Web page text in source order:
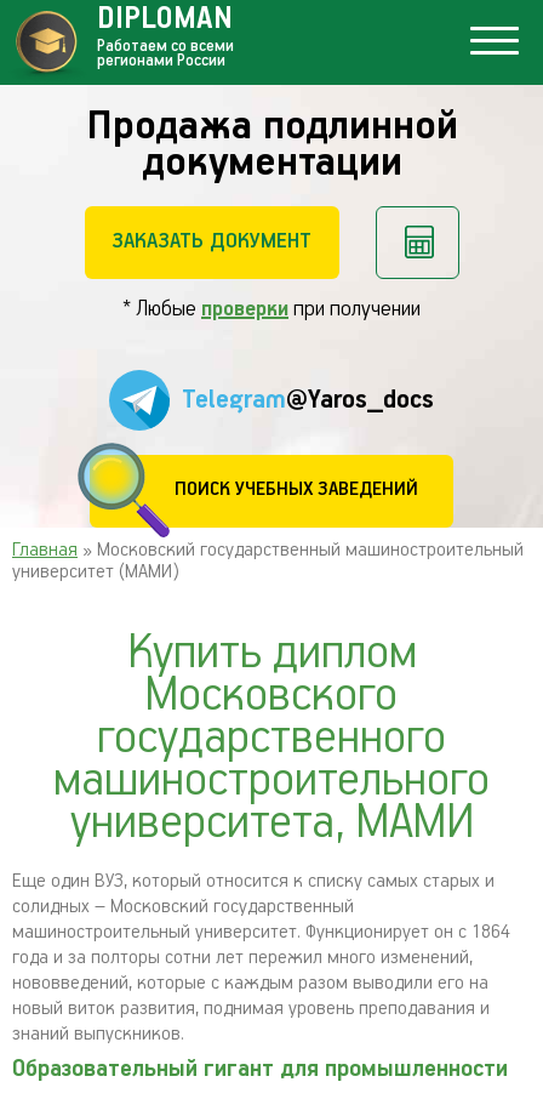
Продажа подлинной
документации
ЗАКАЗАТЬ ДОКУМЕНТ
* Любые проверки при получении
Telegram@Yaros_docs
ПОИСК УЧЕБНЫХ ЗАВЕДЕНИЙ
DIPLOMAN
Работаем со всеми
регионами России
Главная » Московский государственный машиностроительный
университет (МАМИ)
Купить диплом
Московского
государственного
машиностроительного
университета, МАМИ
Еще один ВУЗ, который относится к списку самых старых и
солидных – Московский государственный
машиностроительный университет. Функционирует он с 1864
года и за полторы сотни лет пережил много изменений,
нововведений, которые с каждым разом выводили его на
новый виток развития, поднимая уровень преподавания и
знаний выпускников.
Образовательный гигант для промышленности